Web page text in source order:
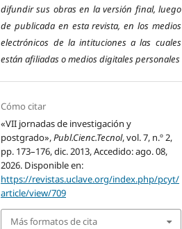
difundir sus obras en la versión final, luego
de publicada en esta revista, en los medios
electrónicos de la intituciones a las cuales
están afiliadas o medios digitales personales
Cómo citar
«VII jornadas de investigación y
postgrado»,Publ.Cienc.Tecnol, vol. 7, n.º 2,
pp. 173–176, dic. 2013, Accedido: ago. 08,
2026. Disponible en:
https://revistas.uclave.org/index.php/pcyt/
article/view/709
Más formatos de cita